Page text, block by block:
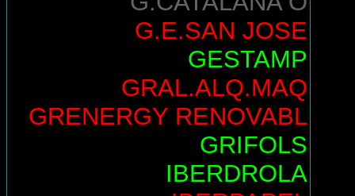
G.E.SAN JOSE
GESTAMP
GRAL.ALQ.MAQ
GRENERGY RENOVABL
GRIFOLS
IBERDROLA